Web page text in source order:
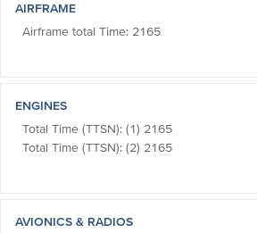
AIRFRAME
Airframe total Time: 2165
ENGINES
Total Time (TTSN): (1) 2165
Total Time (TTSN): (2) 2165
AVIONICS & RADIOS